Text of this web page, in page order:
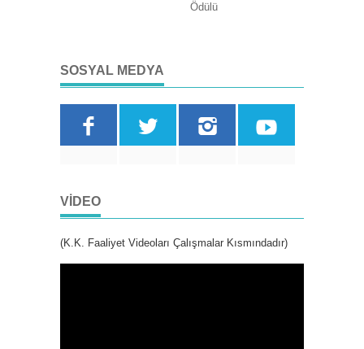
Ödülü
SOSYAL MEDYA
VIDEO
(K.K. Faaliyet Videoları Çalışmalar Kısmındadır)